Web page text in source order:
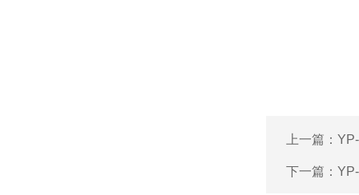
上一篇：
下一篇：